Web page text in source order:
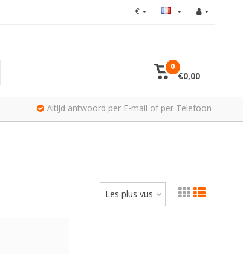
€
0
€0,00
Altijd antwoord per E-mail of per Telefoon
Les plus vus